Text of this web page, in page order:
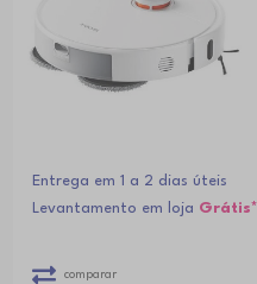
Entrega em 1 a 2 dias úteis
Levantamento em loja Grátis*
comparar